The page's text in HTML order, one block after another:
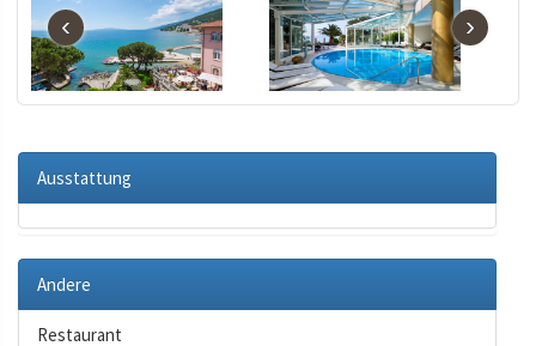
‹ ›
Ausstattung
Andere
Restaurant